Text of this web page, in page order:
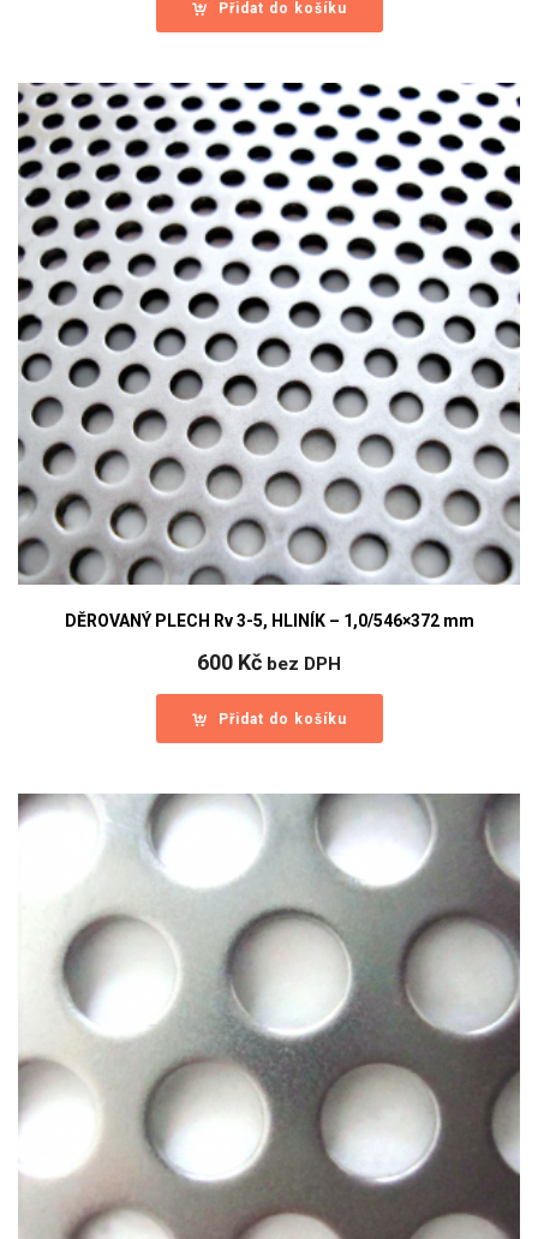
Přidat do košíku
DĚROVANÝ PLECH Rv 3-5, HLINÍK – 1,0/546×372 mm
600 Kč bez DPH
Přidat do košíku